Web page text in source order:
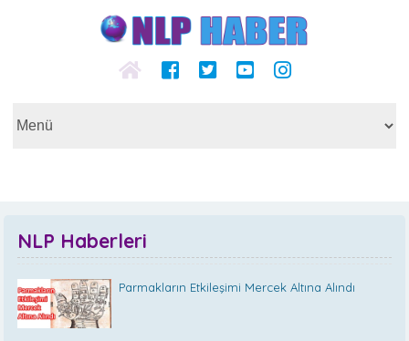
NLP Haberleri
Parmakların Etkileşimi Mercek Altına Alındı